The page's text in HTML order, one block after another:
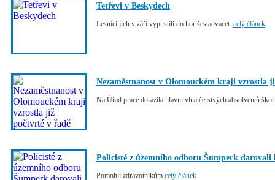
Tetřevi v Beskydech
Lesníci jich v září vypustili do hor šestadvacet celý článek
Nezaměstnanost v Olomouckém kraji vzrostla
Na Úřad práce dorazila hlavní vlna čerstvých absolventů škol
Policisté z územního odboru Šumperk darovali
Pomohli zdravotníkům celý článek